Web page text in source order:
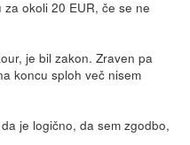
okoli 20 EUR, če se ne
je bil zakon. Zraven pa
koncu sploh več nisem
je logično, da sem zgodbo,